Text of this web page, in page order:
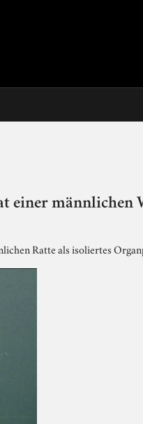
einer
Ratte als isoliertes